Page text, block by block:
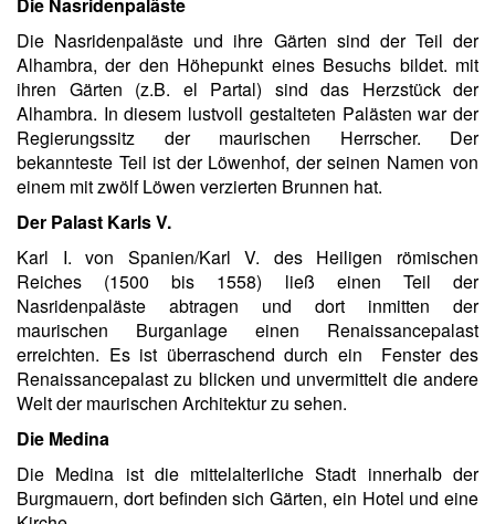
Die Nasridenpaläste und ihre Gärten sind der Teil der
Alhambra, der den Höhepunkt eines Besuchs bildet. mit
ihren Gärten (z.B. el Partal) sind das Herzstück der
Alhambra. In diesem lustvoll gestalteten Palästen war der
Regierungssitz der maurischen Herrscher. Der
bekannteste Teil ist der Löwenhof, der seinen Namen von
einem mit zwölf Löwen verzierten Brunnen hat.
Der Palast Karls V.
Karl I. von Spanien/Karl V. des Heiligen römischen
Reiches (1500 bis 1558) ließ einen Teil der
Nasridenpaläste abtragen und dort inmitten der
maurischen Burganlage einen Renaissancepalast
erreichten. Es ist überraschend durch ein Fenster des
Renaissancepalast zu blicken und unvermittelt die andere
Welt der maurischen Architektur zu sehen.
Die Medina
Die Medina ist die mittelalterliche Stadt innerhalb der
Burgmauern, dort befinden sich Gärten, ein Hotel und eine